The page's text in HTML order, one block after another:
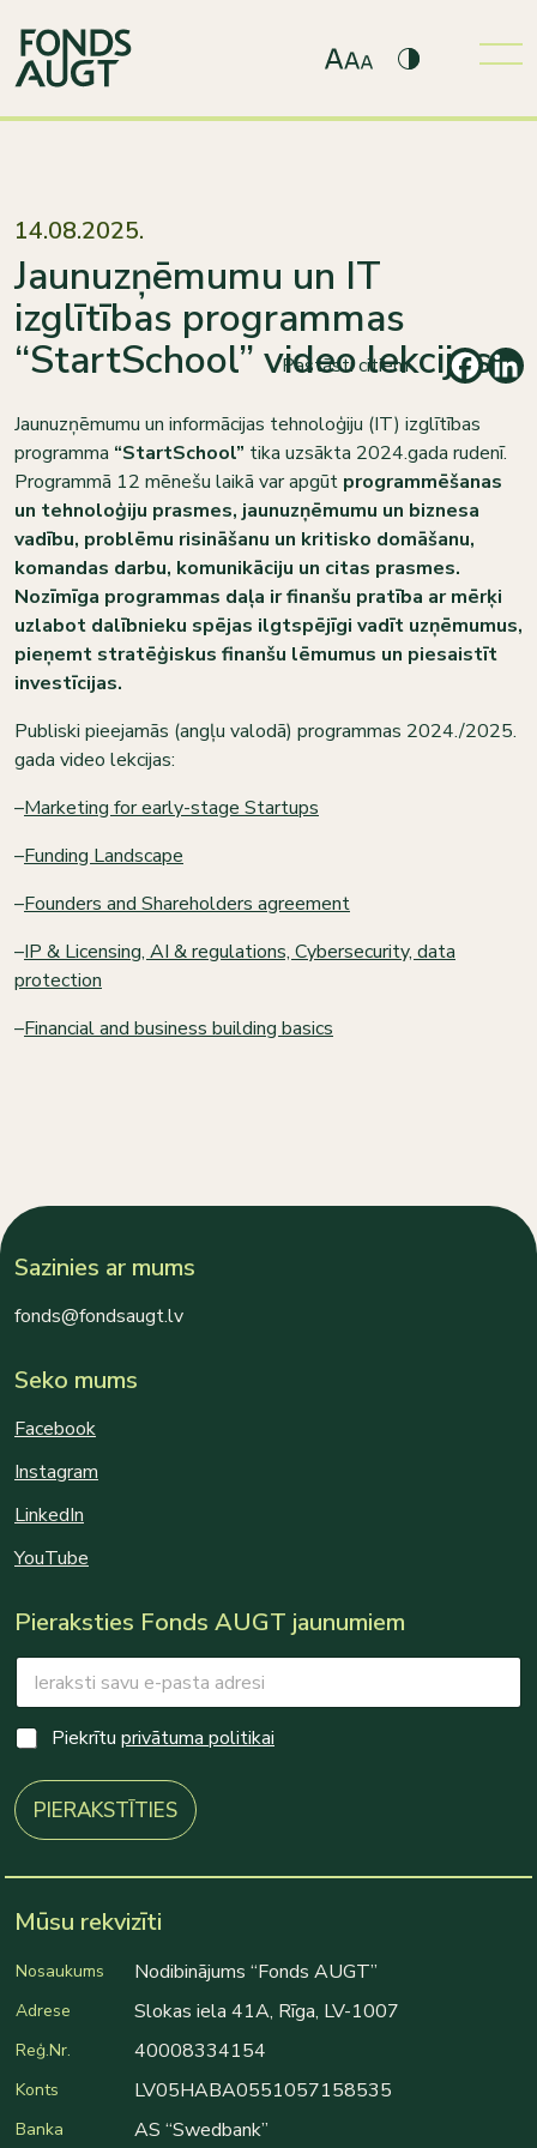
14.08.2025.
Jaunuzņēmumu un IT
izglītības programmas
“StartSchool” video lekcijas
Pastāsti citiem
Jaunuzņēmumu un informācijas tehnoloģiju (IT) izglītības
programma “StartSchool” tika uzsākta 2024.gada rudenī.
Programmā 12 mēnešu laikā var apgūt programmēšanas
un tehnoloģiju prasmes, jaunuzņēmumu un biznesa
vadību, problēmu risināšanu un kritisko domāšanu,
komandas darbu, komunikāciju un citas prasmes.
Nozīmīga programmas daļa ir finanšu pratība ar mērķi
uzlabot dalībnieku spējas ilgtspējīgi vadīt uzņēmumus,
pieņemt stratēģiskus finanšu lēmumus un piesaistīt
investīcijas.
Publiski pieejamās (angļu valodā) programmas 2024./2025.
gada video lekcijas:
–Marketing for early-stage Startups
–Funding Landscape
–Founders and Shareholders agreement
–IP & Licensing, AI & regulations, Cybersecurity, data
protection
–Financial and business building basics
Sazinies ar mums
fonds@fondsaugt.lv
Seko mums
Facebook
Instagram
LinkedIn
YouTube
Pieraksties Fonds AUGT jaunumiem
E
a
i
l
m
l
*
m
i
C
e
c
k
o
e
*
Piekrītu privātuma politikai
PIERAKSTĪTIES
Mūsu rekvizīti
Nosaukums Nodibinājums “Fonds AUGT”
Adrese Slokas iela 41A, Rīga, LV-1007
Reģ.Nr. 40008334154
Konts LV05HABA0551057158535
Banka AS “Swedbank”